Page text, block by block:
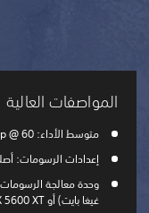
المواصفات العالية
متوسط الأداء: 1080p @ 60 إطارًا في الثانية
إعدادات الرسومات:
غيغا بايت) أو AMD RX 5600 XT ‏(6 غيغا بايت)